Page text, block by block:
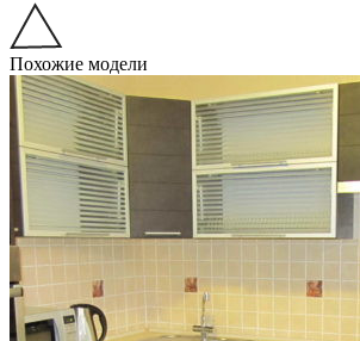
Похожие модели